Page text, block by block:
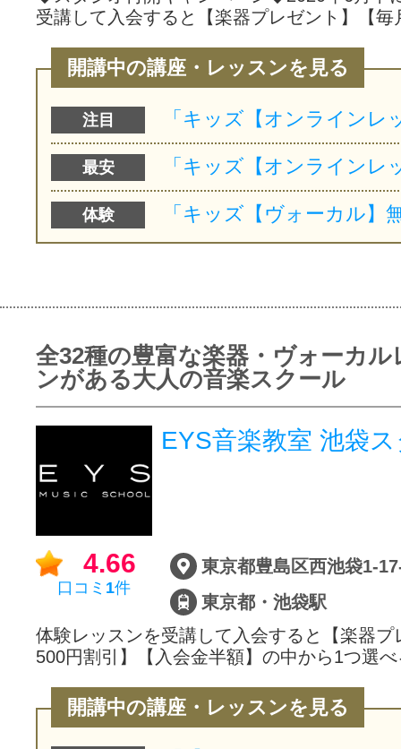
受講して入会すると【楽器プレゼント】【
開講中の講座・レッスンを見る
注目
最安
体験
全32種の豊富な楽器・ヴォーカル
ンがある大人の音楽スクール
EYS音楽教室 池袋
4.66
口コミ 1件
東京都・池袋駅
体験レッスンを受講して入会すると【楽器プ
500円割引】【入会金半額】の中から1つ選
開講中の講座・レッスンを見る